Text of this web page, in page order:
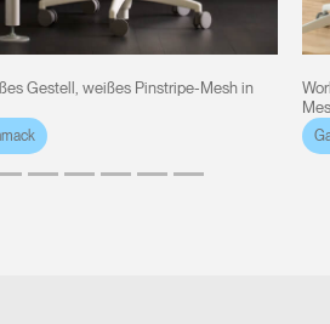
Gestell, weißes Pinstripe-Mesh in